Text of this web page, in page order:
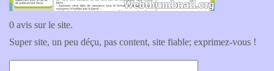
0 avis sur le site.
Super site, un peu déçu, pas content, site fiable; exprimez-vous !